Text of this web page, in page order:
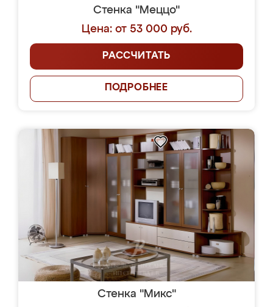
Стенка "Меццо"
Цена: от 53 000 руб.
РАССЧИТАТЬ
ПОДРОБНЕЕ
Стенка "Микс"